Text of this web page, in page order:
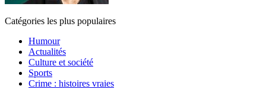
Catégories les plus populaires
Humour
Actualités
Culture et société
Sports
Crime : histoires vraies